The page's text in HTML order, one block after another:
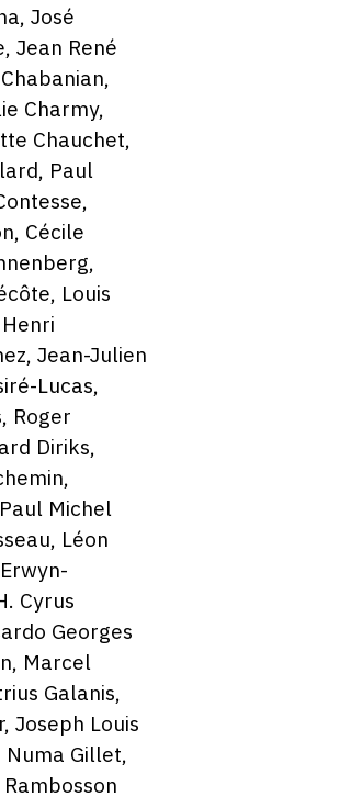
José
Jean René
Charmy,
Chauchet,
Paul
Cécile
Louis
Jean-Julien
Lucas,
Roger
Diriks,
Michel
Léon
Cyrus
Georges
Marcel
Galanis,
Joseph Louis
Numa Gillet,